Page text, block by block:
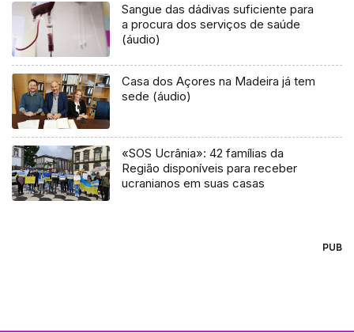
Sangue das dádivas suficiente para
a procura dos serviços de saúde
(áudio)
Casa dos Açores na Madeira já tem
sede (áudio)
«SOS Ucrânia»: 42 famílias da
Região disponíveis para receber
ucranianos em suas casas
PUB